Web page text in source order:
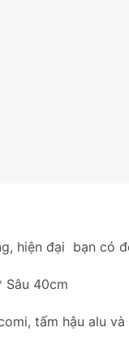
hiện đại bạn có
Sâu 40cm
tấm hậu alu